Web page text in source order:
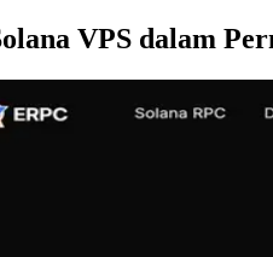
VPS dalam